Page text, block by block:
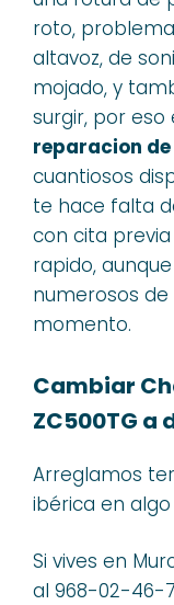
roto,
altavoz, de
mojado, y
surgir, por
reparacion
cuantiosos
te hace falta
con cita
rapido,
numerosos
momento.
Cambiar
ZC500TG a
Arreglamos
ibérica en
Si vives en
al 968-02-46-